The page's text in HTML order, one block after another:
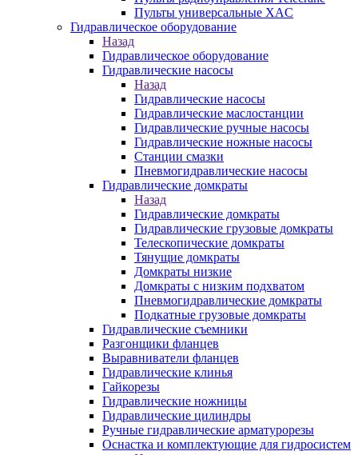
Пульты универсальные XAC
Гидравлическое оборудование
Назад
Гидравлическое оборудование
Гидравлические насосы
Назад
Гидравлические насосы
Гидравлические маслостанции
Гидравлические ручные насосы
Гидравлические ножные насосы
Станции смазки
Пневмогидравлические насосы
Гидравлические домкраты
Назад
Гидравлические домкраты
Гидравлические грузовые домкраты
Телескопические домкраты
Тянущие домкраты
Домкраты низкие
Домкраты с низким подхватом
Пневмогидравлические домкраты
Подкатные грузовые домкраты
Гидравлические съемники
Разгонщики фланцев
Выравниватели фланцев
Гидравлические клинья
Гайкорезы
Гидравлические ножницы
Гидравлические цилиндры
Ручные гидравлические арматурорезы
Оснастка и комплектующие для гидросистем